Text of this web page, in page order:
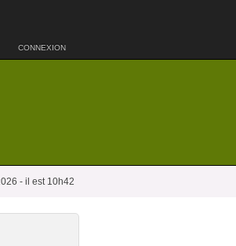
CONNEXION
- il est 10h42